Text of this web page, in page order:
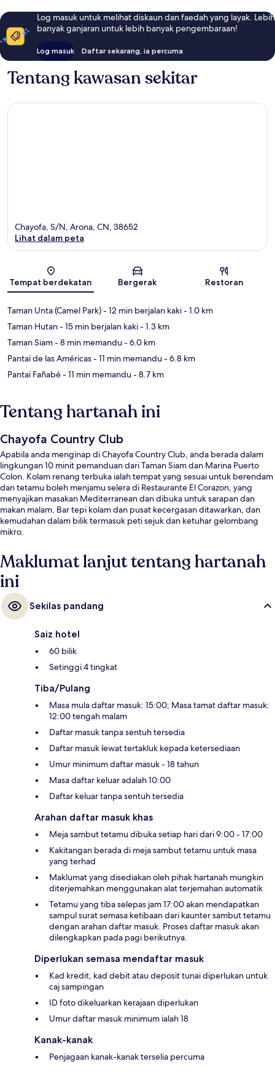
Log masuk untuk melihat diskaun dan faedah yang layak. Lebih
banyak ganjaran untuk lebih banyak pengembaraan!
Log masuk Daftar sekarang, ia percuma
Tentang kawasan sekitar
Peta
Chayofa, S/N, Arona, CN, 38652
Lihat dalam peta
Tempat berdekatan Bergerak Restoran
Taman Unta (Camel Park)- 12 min berjalan kaki- 1.0 km
Taman Hutan- 15 min berjalan kaki- 1.3 km
Taman Siam- 8 min memandu- 6.0 km
Pantai de las Américas- 11 min memandu- 6.8 km
Pantai Fañabé- 11 min memandu- 8.7 km
Tentang hartanah ini
Chayofa Country Club
Apabila anda menginap di Chayofa Country Club, anda berada dalam
lingkungan 10 minit pemanduan dari Taman Siam dan Marina Puerto
Colon. Kolam renang terbuka ialah tempat yang sesuai untuk berendam
dan tetamu boleh menjamu selera di Restaurante El Corazon, yang
menyajikan masakan Mediterranean dan dibuka untuk sarapan dan
makan malam. Bar tepi kolam dan pusat kecergasan ditawarkan, dan
kemudahan dalam bilik termasuk peti sejuk dan ketuhar gelombang
mikro.
Maklumat lanjut tentang hartanah
ini
Sekilas pandang
Saiz hotel
60 bilik
Setinggi 4 tingkat
Tiba/Pulang
Masa mula daftar masuk: 15:00; Masa tamat daftar masuk:
12:00 tengah malam
Daftar masuk tanpa sentuh tersedia
Daftar masuk lewat tertakluk kepada ketersediaan
Umur minimum daftar masuk - 18 tahun
Masa daftar keluar adalah 10:00
Daftar keluar tanpa sentuh tersedia
Arahan daftar masuk khas
Meja sambut tetamu dibuka setiap hari dari 9:00 - 17:00
Kakitangan berada di meja sambut tetamu untuk masa
yang terhad
Maklumat yang disediakan oleh pihak hartanah mungkin
diterjemahkan menggunakan alat terjemahan automatik
Tetamu yang tiba selepas jam 17:00 akan mendapatkan
sampul surat semasa ketibaan dari kaunter sambut tetamu
dengan arahan daftar masuk. Proses daftar masuk akan
dilengkapkan pada pagi berikutnya.
Diperlukan semasa mendaftar masuk
Kad kredit, kad debit atau deposit tunai diperlukan untuk
caj sampingan
ID foto dikeluarkan kerajaan diperlukan
Umur daftar masuk minimum ialah 18
Kanak-kanak
Penjagaan kanak-kanak terselia percuma